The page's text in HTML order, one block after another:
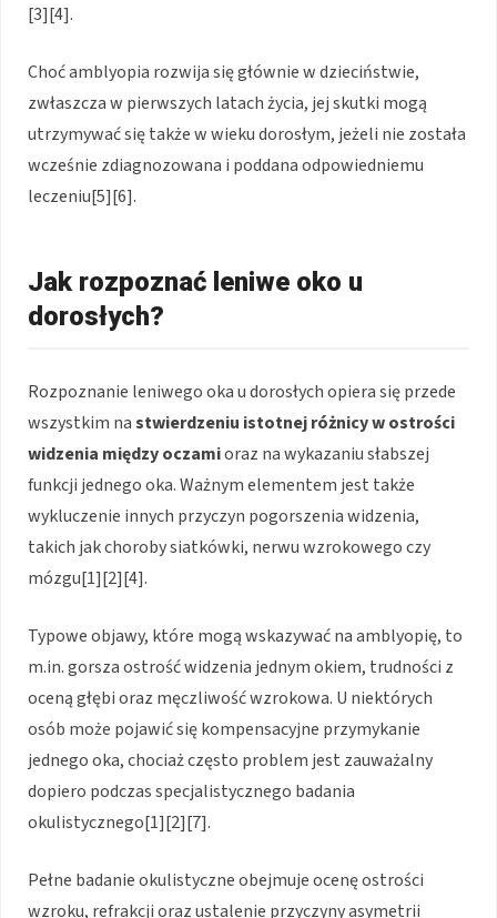
[3][4].
Choć amblyopia rozwija się głównie w dzieciństwie,
zwłaszcza w pierwszych latach życia, jej skutki mogą
utrzymywać się także w wieku dorosłym, jeżeli nie została
wcześnie zdiagnozowana i poddana odpowiedniemu
leczeniu[5][6].
Jak rozpoznać leniwe oko u
dorosłych?
Rozpoznanie leniwego oka u dorosłych opiera się przede
wszystkim nastwierdzeniu istotnej różnicy w ostrości
widzenia między oczamioraz na wykazaniu słabszej
funkcji jednego oka. Ważnym elementem jest także
wykluczenie innych przyczyn pogorszenia widzenia,
takich jak choroby siatkówki, nerwu wzrokowego czy
mózgu[1][2][4].
Typowe objawy, które mogą wskazywać na amblyopię, to
m.in. gorsza ostrość widzenia jednym okiem, trudności z
oceną głębi oraz męczliwość wzrokowa. U niektórych
osób może pojawić się kompensacyjne przymykanie
jednego oka, chociaż często problem jest zauważalny
dopiero podczas specjalistycznego badania
okulistycznego[1][2][7].
Pełne badanie okulistyczne obejmuje ocenę ostrości
wzroku, refrakcji oraz ustalenie przyczyny asymetrii